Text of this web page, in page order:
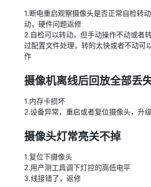
1.断电重启观察摄像头是否正常自检转
动，硬件问题返修
2.自检可以转动，但手动操作不动或者
过配置文件处理，转的太快或者不动可
作
摄像机离线后回放全部丢
1.内存卡损坏
2.设备异常，重启或者复位摄像头，升
摄像头灯常亮关不掉
1.复位下摄像头
2.用产测工具调下灯控的高低电平
3.线接错了，返修